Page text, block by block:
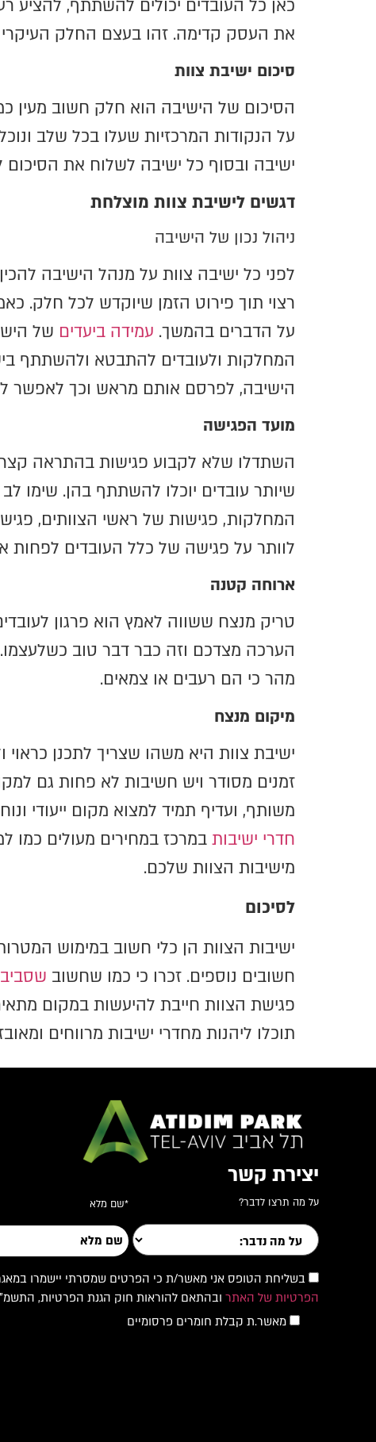
כאן כל העובדים יכולים להשתתף, להציע
את העסק קדימה. זהו בעצם החלק העיקרי
סיכום ישיבת צוות
הסיכום של הישיבה הוא חלק חשוב מעין
על הנקודות המרכזיות שעלו בכל שלב
ישיבה ובסוף כל ישיבה לשלוח את הסיכום
דגשים לישיבת צוות מוצלחת
ניהול נכון של הישיבה
לפני כל ישיבה צוות על מנהל הישיבה
רצוי תוך פירוט הזמן שיוקדש לכל חלק.
על הדברים בהמשך. עמידה ביעדים של
המחלקות ולעובדים להתבטא ולהשתתף
הישיבה, לפרסם אותם מראש וכך לאפשר
מועד הפגישה
השתדלו שלא לקבוע פגישות בהתראה
שיותר עובדים יוכלו להשתתף בהן. שימו
המחלקות, פגישות של ראשי הצוותים,
לוותר על פגישה של כלל העובדים
ארוחה קטנה
טריק מנצח ששווה לאמץ הוא פרגון
הערכה מצדכם וזה כבר דבר טוב
מהר כי הם רעבים או צמאים.
מיקום מנצח
ישיבת צוות היא משהו שצריך לתכנן
זמנים מסודר ויש חשיבות לא פחות גם
משותף, ועדיף תמיד למצוא מקום ייעודי
חדרי ישיבות במרכז במחירים מעולים
מישיבות הצוות שלכם.
לסיכום
ישיבות הצוות הן כלי חשוב במימוש
חשובים נוספים. זכרו כי כמו שחשוב
פגישת הצוות חייבת להיעשות במקום
תוכלו ליהנות מחדרי ישיבות מרווחים
יצירת קשר
על מה תרצו לדבר? *שם מלא
בשליחת הטופס אני מאשר/ת כי הפרטים שמסרתי יישמרו במאגר
הפרטיות של האתר ובהתאם להוראות חוק הגנת הפרטיות, התשמ"א–1981 והתיקון
מאשר.ת קבלת חומרים פרסומיים